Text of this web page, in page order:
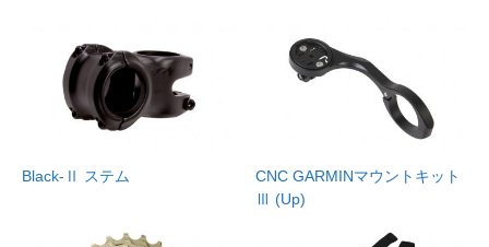
Black-Ⅱ ステム
CNC GARMINマウントキット
Ⅲ (Up)